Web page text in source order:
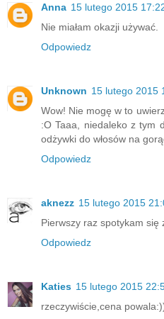
Anna 15 lutego 2015
Nie miałam okazji używać.
Odpowiedz
Unknown 15 lutego 2015
Wow! Nie mogę w to
:O Taaa, niedaleko z tym
odżywki do włosów na
Odpowiedz
aknezz 15 lutego 2015
Pierwszy raz spotykam się
Odpowiedz
Katies 15 lutego 2015
rzeczywiście,cena